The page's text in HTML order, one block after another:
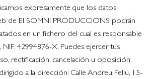
expresamente que los datos
de El SOMNI PRODUCCIONS podrán
en un fichero del cual es responsable
NIF: 42994876-X. Puedes ejercer tus
rectificación, cancelación u oposición,
a la dirección: Calle Andreu Feliu, 15-